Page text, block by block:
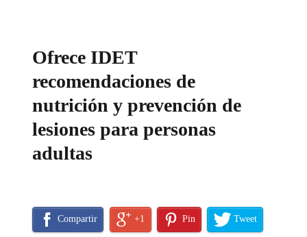
Ofrece IDET
recomendaciones de
nutrición y prevención de
lesiones para personas
adultas
Compartir +1 Pin Tweet